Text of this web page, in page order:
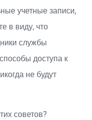
учетные записи,
в виду, что
службы
доступа к
не будут
советов?